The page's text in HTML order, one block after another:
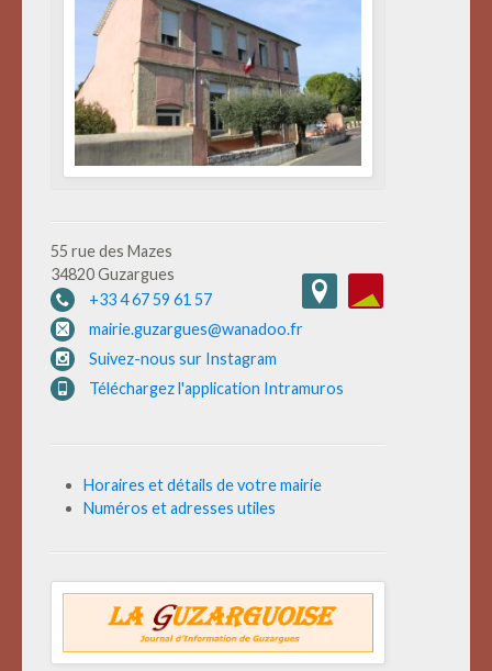
55 rue des Mazes
34820 Guzargues
+33 4 67 59 61 57
mairie.guzargues@wanadoo.fr
Suivez-nous sur Instagram
Téléchargez l'application Intramuros
Horaires et détails de votre mairie
Numéros et adresses utiles